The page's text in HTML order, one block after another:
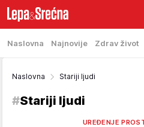
Naslovna Najnovije Zdrav život
Naslovna Stariji ljudi
#Stariji ljudi
UREĐENJE